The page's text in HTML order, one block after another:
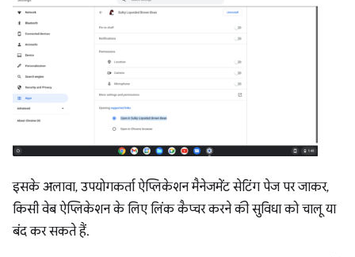
इसके अलावा, उपयोगकर्ता ऐप्लिकेशन मैनेजमेंट सेटिंग पेज पर जाकर,
किसी वेब ऐप्लिकेशन के लिए लिंक कैप्चर करने की सुविधा को चालू या
बंद कर सकते हैं.